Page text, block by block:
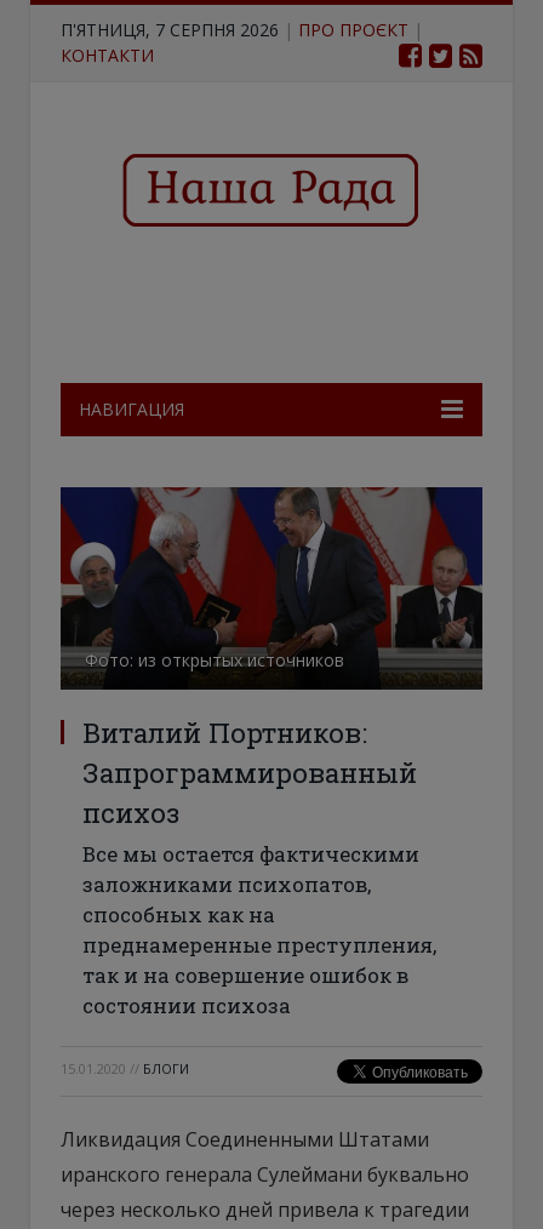
П'ЯТНИЦЯ, 7 СЕРПНЯ 2026 | ПРО ПРОЄКТ |
КОНТАКТИ
НАВИГАЦИЯ
Фото: из открытых источников
Виталий Портников:
Запрограммированный
психоз
Все мы остается фактическими
заложниками психопатов,
способных как на
преднамеренные преступления,
так и на совершение ошибок в
состоянии психоза
15.01.2020 // БЛОГИ
Ликвидация Соединенными Штатами
иранского генерала Сулеймани буквально
через несколько дней привела к трагедии